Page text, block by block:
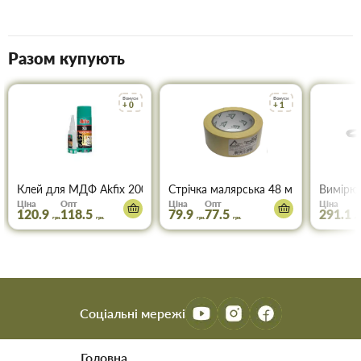
Разом купують
Бонуси
+ 0
Клей для МДФ Akfix 200 мл+50 мл
Ціна
120.9 грн.
Опт
118.5 грн.
Бонуси
+ 1
Стрічка малярська 48 мм * 50м
Ціна
79.9 грн.
Опт
77.5 грн.
Ціна
291.1
Соціальні мережі
Головна